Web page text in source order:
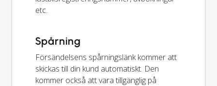
etc.
Spårning
Försändelsens spårningslänk kommer att
skickas till din kund automatiskt. Den
kommer också att vara tillgänglig på